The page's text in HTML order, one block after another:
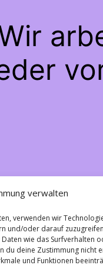
verwalten
verwenden wir
und/oder darauf
wie das Surfverhalten
du deine Zustimmung nicht
und Funktionen